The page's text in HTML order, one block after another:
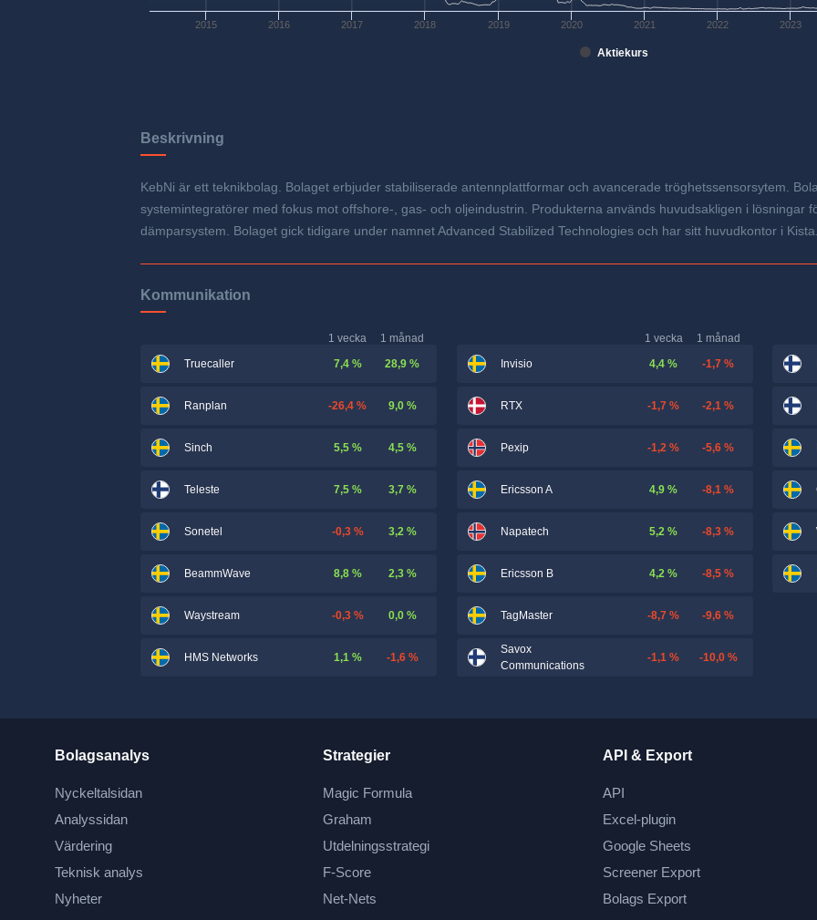
Aktiekurs
2015 2016 2017 2018 2019 2020 2021 2022 2023
Beskrivning
KebNi är ett teknikbolag. Bolaget erbjuder stabiliserade antennplattformar och avancerade tröghetssensorsytem.
systemintegratörer med fokus mot offshore-, gas- och oljeindustrin. Produkterna används huvudsakligen i lösningar
dämparsystem. Bolaget gick tidigare under namnet Advanced Stabilized Technologies och har sitt huvudkontor i Kista.
Kommunikation
1 vecka
1 månad
Truecaller
7,4 % 28,9 %
Ranplan -26,4 % 9,0 %
Sinch 5,5 % 4,5 %
Teleste 7,5 % 3,7 %
Sonetel -0,3 % 3,2 %
BeammWave 8,8 % 2,3 %
Waystream -0,3 % 0,0 %
HMS Networks 1,1 % -1,6 %
1 vecka
1 månad
Invisio
4,4 % -1,7 %
RTX -1,7 % -2,1 %
Pexip -1,2 % -5,6 %
Ericsson A 4,9 % -8,1 %
Napatech 5,2 % -8,3 %
Ericsson B 4,2 % -8,5 %
TagMaster -8,7 % -9,6 %
Savox
Communications
-1,1 % -10,0 %
Bolagsanalys
Nyckeltalsidan
Analyssidan
Värdering
Teknisk analys
Nyheter
Strategier
Magic Formula
Graham
Utdelningsstrategi
F-Score
Net-Nets
API & Export
API
Excel-plugin
Google Sheets
Screener Export
Bolags Export